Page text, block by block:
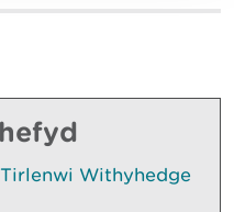
Withyhedge